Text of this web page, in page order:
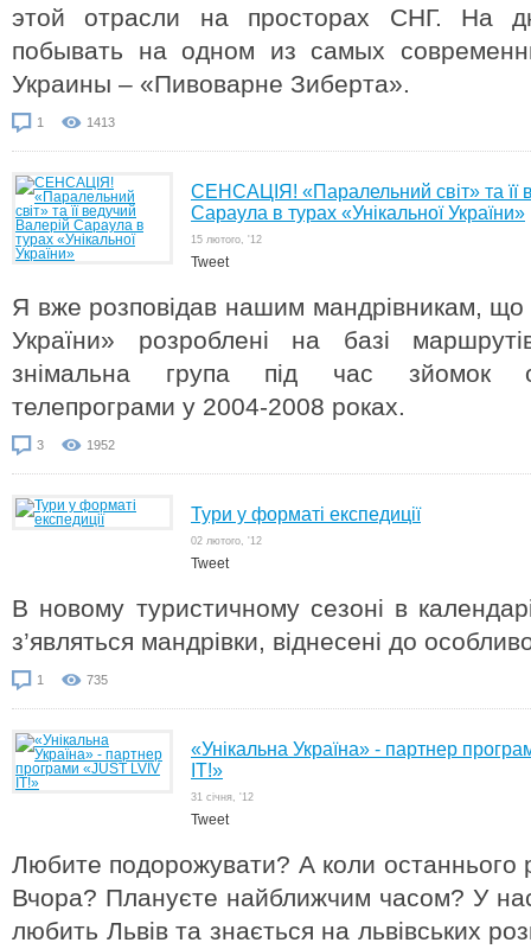
этой отрасли на просторах СНГ. На
побывать на одном из самых
Украины – «Пивоварне Зиберта».
1 1413
СЕНСАЦІЯ! «Паралельний світ» та її
Сараула в турах «Унікальної України»
15 лютого, '12
Tweet
Я вже розповідав нашим мандрівникам, що
України» розроблені на базі
знімальна група під час зйомок
телепрограми у 2004-2008 роках.
3 1952
Тури у форматі експедиції
02 лютого, '12
Tweet
В новому туристичному сезоні в
з’являться мандрівки, віднесені до
1 735
«Унікальна Україна» - партнер
IT!»
31 cічня, '12
Tweet
Любите подорожувати? А коли останнього
Вчора? Плануєте найближчим часом? У
любить Львів та знається на львівських